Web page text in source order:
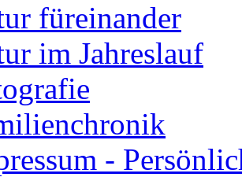
füreinander
im Jahreslauf
-